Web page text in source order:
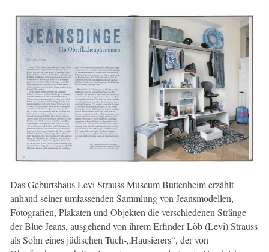
Das Geburtshaus Levi Strauss Museum Buttenheim erzählt
anhand seiner umfassenden Sammlung von Jeansmodellen,
Fotografien, Plakaten und Objekten die verschiedenen Stränge
der Blue Jeans, ausgehend von ihrem Erfinder Löb (Levi) Strauss
als Sohn eines jüdischen Tuch-„Hausierers“, der von